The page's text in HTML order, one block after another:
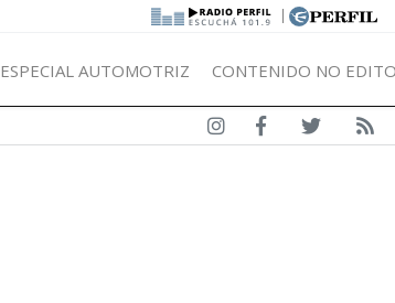
|
ESPECIAL AUTOMOTRIZ CONTENIDO NO